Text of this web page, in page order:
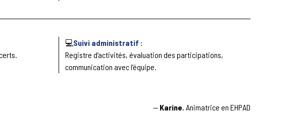
💻Suivi administratif :
Registre d’activités, évaluation des participations,
communication avec l’équipe.
— Karine, Animatrice en EHPAD